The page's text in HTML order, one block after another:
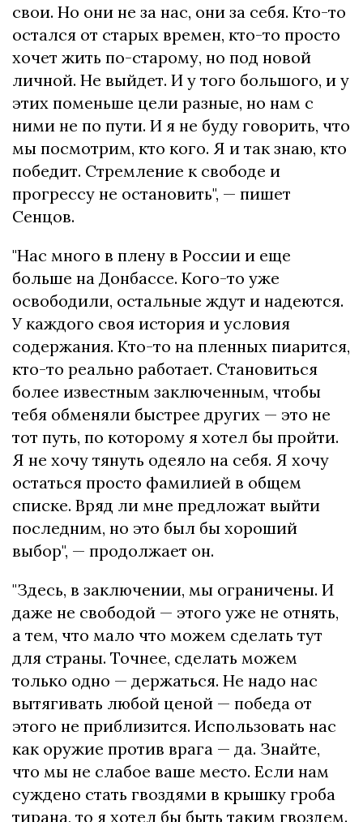
свои. Но они не за нас, они за себя. Кто-то
остался от старых времен, кто-то просто
хочет жить по-старому, но под новой
личной. Не выйдет. И у того большого, и у
этих поменьше цели разные, но нам с
ними не по пути. И я не буду говорить, что
мы посмотрим, кто кого. Я и так знаю, кто
победит. Стремление к свободе и
прогрессу не остановить", — пишет
Сенцов.
"Нас много в плену в России и еще
больше на Донбассе. Кого-то уже
освободили, остальные ждут и надеются.
У каждого своя история и условия
содержания. Кто-то на пленных пиарится,
кто-то реально работает. Становиться
более известным заключенным, чтобы
тебя обменяли быстрее других — это не
тот путь, по которому я хотел бы пройти.
Я не хочу тянуть одеяло на себя. Я хочу
остаться просто фамилией в общем
списке. Вряд ли мне предложат выйти
последним, но это был бы хороший
выбор", — продолжает он.
"Здесь, в заключении, мы ограничены. И
даже не свободой — этого уже не отнять,
а тем, что мало что можем сделать тут
для страны. Точнее, сделать можем
только одно — держаться. Не надо нас
вытягивать любой ценой — победа от
этого не приблизится. Использовать нас
как оружие против врага — да. Знайте,
что мы не слабое ваше место. Если нам
суждено стать гвоздями в крышку гроба
тирана, то я хотел бы быть таким гвоздем.